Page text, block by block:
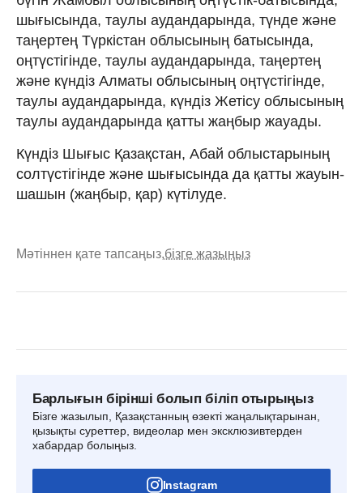
шығысында, таулы аудандарында, түнде және
таңертең Түркістан облысының батысында,
оңтүстігінде, таулы аудандарында, таңертең
және күндіз Алматы облысының оңтүстігінде,
таулы аудандарында, күндіз Жетісу облысының
таулы аудандарында қатты жаңбыр жауады.
Күндіз Шығыс Қазақстан, Абай облыстарының
солтүстігінде және шығысында да қатты жауын-
шашын (жаңбыр, қар) күтілуде.
Мәтіннен қате тапсаңыз,бізге жазыңыз
Барлығын бірінші болып біліп отырыңыз
Бізге жазылып, Қазақстанның өзекті жаңалықтарынан,
қызықты суреттер, видеолар мен эксклюзивтерден
хабардар болыңыз.
Instagram